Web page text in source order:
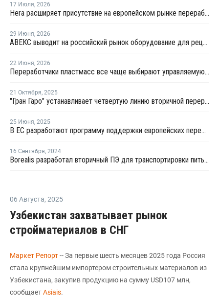
17 Июля, 2026
Hera расширяет присутствие на европейском рынке переработки пластика благодаря приобретению в Польше
29 Июня, 2026
АВЕКС выводит на российский рынок оборудование для рециклинга Avian Machinery
22 Июня, 2026
Переработчики пластмасс все чаще выбирают управляемую вторичную гранулу
21 Октября, 2025
"Гран Гаро" устанавливает четвертую линию вторичной переработки в Малоярославце
25 Июня, 2025
В ЕС разработают программу поддержки европейских переработчиков пластмасс
16 Сентября, 2024
Borealis разработал вторичный ПЭ для транспортировки питьевой воды
06 Августа, 2025
Узбекистан захватывает рынок
стройматериалов в СНГ
Маркет Репорт-- За первые шесть месяцев 2025 года Россия
стала крупнейшим импортером строительных материалов из
Узбекистана, закупив продукцию на сумму USD107 млн,
сообщаетАsiais.